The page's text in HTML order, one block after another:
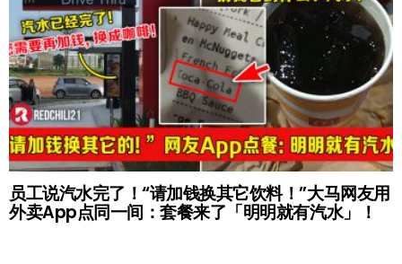
员工说汽水完了！“请加钱换其它饮料！”大马网友用
外卖App点同一间：套餐来了「明明就有汽水」！